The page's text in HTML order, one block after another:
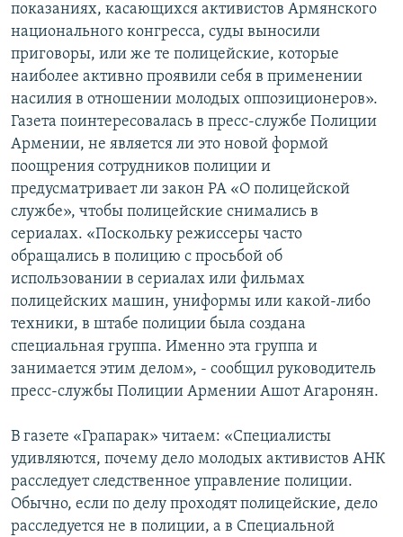
показаниях, касающихся активистов Армянского
национального конгресса, суды выносили
приговоры, или же те полицейские, которые
наиболее активно проявили себя в применении
насилия в отношении молодых оппозиционеров».
Газета поинтересовалась в пресс-службе Полиции
Армении, не является ли это новой формой
поощрения сотрудников полиции и
предусматривает ли закон РА «О полицейской
службе», чтобы полицейские снимались в
сериалах. «Поскольку режиссеры часто
обращались в полицию с просьбой об
использовании в сериалах или фильмах
полицейских машин, униформы или какой-либо
техники, в штабе полиции была создана
специальная группа. Именно эта группа и
занимается этим делом», - сообщил руководитель
пресс-службы Полиции Армении Ашот Агаронян.
В газете «Грапарак» читаем: «Специалисты
удивляются, почему дело молодых активистов АНК
расследует следственное управление полиции.
Обычно, если по делу проходят полицейские, дело
расследуется не в полиции, а в Специальной